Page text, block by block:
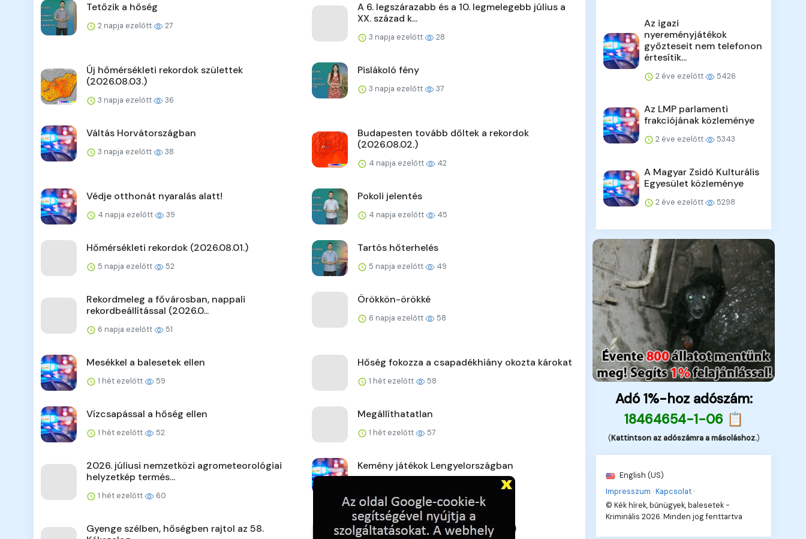
Tetőzik a hőség
2 napja ezelőtt 27
A 6. legszárazabb és a 10. legmelegebb július a
XX. század k...
3 napja ezelőtt 28
Új hőmérsékleti rekordok születtek
(2026.08.03.)
3 napja ezelőtt 36
Pislákoló fény
3 napja ezelőtt 37
Váltás Horvátországban
3 napja ezelőtt 38
Budapesten tovább dőltek a rekordok
(2026.08.02.)
4 napja ezelőtt 42
Védje otthonát nyaralás alatt!
4 napja ezelőtt 39
Pokoli jelentés
4 napja ezelőtt 45
Hőmérsékleti rekordok (2026.08.01.)
5 napja ezelőtt 52
Tartós hőterhelés
5 napja ezelőtt 49
Rekordmeleg a fővárosban, nappali
rekordbeállítással (2026.0...
6 napja ezelőtt 51
Örökkön-örökké
6 napja ezelőtt 58
Mesékkel a balesetek ellen
1 hét ezelőtt 59
Hőség fokozza a csapadékhiány okozta károkat
1 hét ezelőtt 58
Vízcsapással a hőség ellen
1 hét ezelőtt 52
Megállíthatatlan
1 hét ezelőtt 57
2026. júliusi nemzetközi agrometeorológiai
helyzetkép termés...
1 hét ezelőtt 60
Kemény játékok Lengyelországban
Gyenge szélben, hőségben rajtol az 58.
Új fővárosi szélrekord (2026.07.27.)
Az igazi
nyereményjátékok
győzteseit nem telefonon
értesítik...
2 éve ezelőtt 5426
Az LMP parlamenti
frakciójának közleménye
2 éve ezelőtt 5343
A Magyar Zsidó Kulturális
Egyesület közleménye
2 éve ezelőtt 5298
Adó 1%-hoz adószám:
18464654-1-06 📋
(Kattintson az adószámra a másoláshoz.)
English (US)
Impresszum ·Kapcsolat ·
© Kék hírek, bűnügyek, balesetek -
Kriminális 2026. Minden jog fenttartva